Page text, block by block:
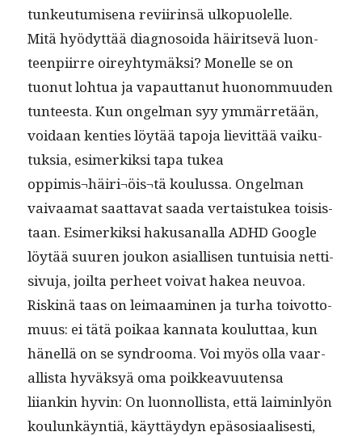
tunkeu­tu­mise­na revi­irin­sä ulkopuolelle.
Mitä hyödyt­tää diag­nosoi­da häir­it­sevä luon­
teen­pi­irre oirey­htymäk­si? Mon­elle se on
tuonut lohtua ja vapaut­tanut huonom­muu­den
tun­teesta. Kun ongel­man syy ymmär­retään,
voidaan ken­ties löytää tapo­ja lievit­tää vaiku­
tuk­sia, esimerkik­si tapa tukea
oppimis¬häiri¬öis¬tä koulus­sa. Ongel­man
vaivaa­mat saat­ta­vat saa­da ver­tais­tukea toi­sis­
taan. Esimerkik­si haku­sanal­la ADHD Google
löytää suuren joukon asial­lisen tun­tu­isia net­ti­
sivu­ja, joil­ta per­heet voivat hakea neuvoa.
Riskinä taas on leimaami­nen ja turha toiv­ot­to­
muus: ei tätä poikaa kan­na­ta koulut­taa, kun
hänel­lä on se syn­d­rooma. Voi myös olla vaar­
al­lista hyväksyä oma poikkeavuuten­sa
liiankin hyvin: On luon­nol­lista, että laimin­lyön
koulunkäyn­tiä, käyt­täy­dyn epä­sosi­aalis­es­ti,